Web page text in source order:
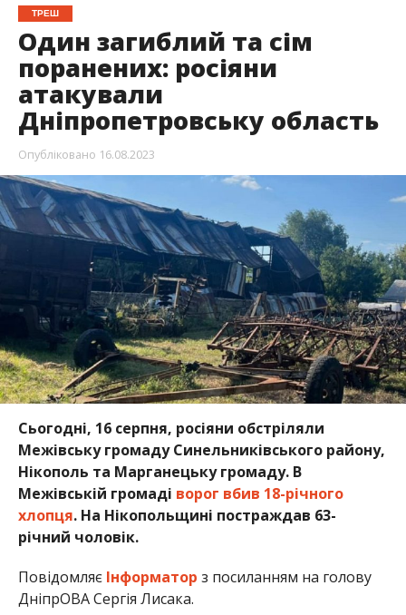
ТРЕШ
Один загиблий та сім
поранених: росіяни
атакували
Дніпропетровську область
Опубліковано 16.08.2023
Сьогодні, 16 серпня, росіяни обстріляли
Межівську громаду Синельниківського району,
Нікополь та Марганецьку громаду. В
Межівській громаді ворог вбив 18-річного
хлопця. На Нікопольщині постраждав 63-
річний чоловік.
Повідомляє Інформатор з посиланням на голову
ДніпрОВА Сергія Лисака.